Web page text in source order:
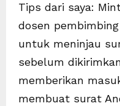
Tips dari saya:
dosen
untuk meninjau
sebelum
memberikan
membuat surat